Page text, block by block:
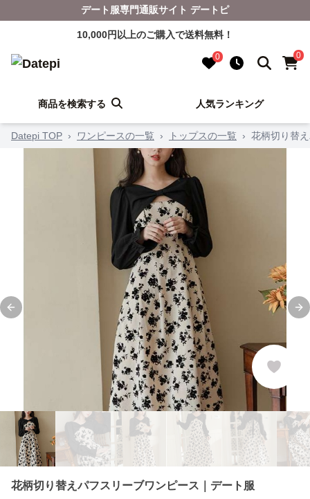
デート服専門通販サイト デートピ
10,000円以上のご購入で送料無料！
0 0
商品を検索する 人気ランキング
Datepi TOP › ワンピースの一覧 › トップスの一覧 › 花柄切り替
Previous slide
花柄切り替えパフスリーブワンピース｜デート服